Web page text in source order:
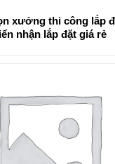
xưởng thi công lắp
nhận lắp đặt giá rẻ